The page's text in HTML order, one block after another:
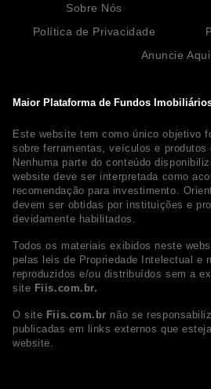
Maior Plataforma de Fundos
Este website tem como único objetivo
sobre ferramentas, veículos e produtos
Nenhuma parte do conteúdo
website deve ser interpretada como
recomendação para investimento.
devem ser obtidas por instituições e
devidamente habilitados.
Todos os materiais exibidos neste
pelas leis de Propriedade Intelectual e
reproduzidos e/ou distribuídos sem a
site Fiis.com.br.
O site Fiis.com.br não se
publicadas em links externos que
website.
Sobre Nós
Política de Privacidade
Anuncie Aqui